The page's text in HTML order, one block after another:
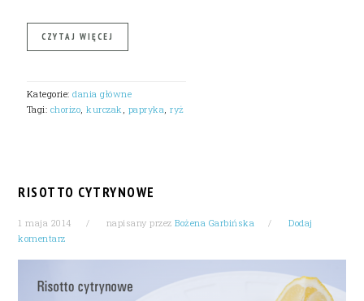
CZYTAJ WIĘCEJ
Kategorie:dania główne
Tagi: chorizo ,kurczak papryka ,ryż
RISOTTO CYTRYNOWE
1 maja 2014 napisany przezBożena Garbińska
Dodaj
komentarz